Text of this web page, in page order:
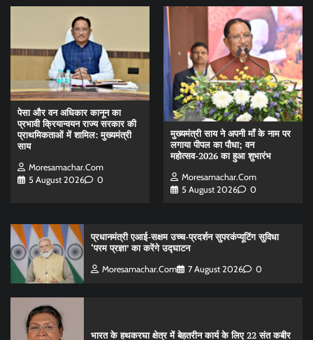
पेसा और वन अधिकार कानून का
प्रभावी क्रियान्वयन राज्य सरकार की
प्राथमिकताओं में शामिल: मुख्यमंत्री
साय
Moresamachar.com
5 August 2026
0
मुख्यमंत्री साय ने अपनी माँ के नाम पर
लगाया पीपल का पौधा; वन
महोत्सव-2026 का हुआ शुभारंभ
Moresamachar.com
5 August 2026
0
प्रधानमंत्री एआई-सक्षम उच्च-प्रदर्शन सुपरकंप्यूटिंग सुविधा
‘परम प्रज्ञा’ का करेंगे उद्घाटन
Moresamachar.com 7 August 2026 0
भारत के हथकरघा क्षेत्र में बेहतरीन कार्य के लिए 22 संत कबीर